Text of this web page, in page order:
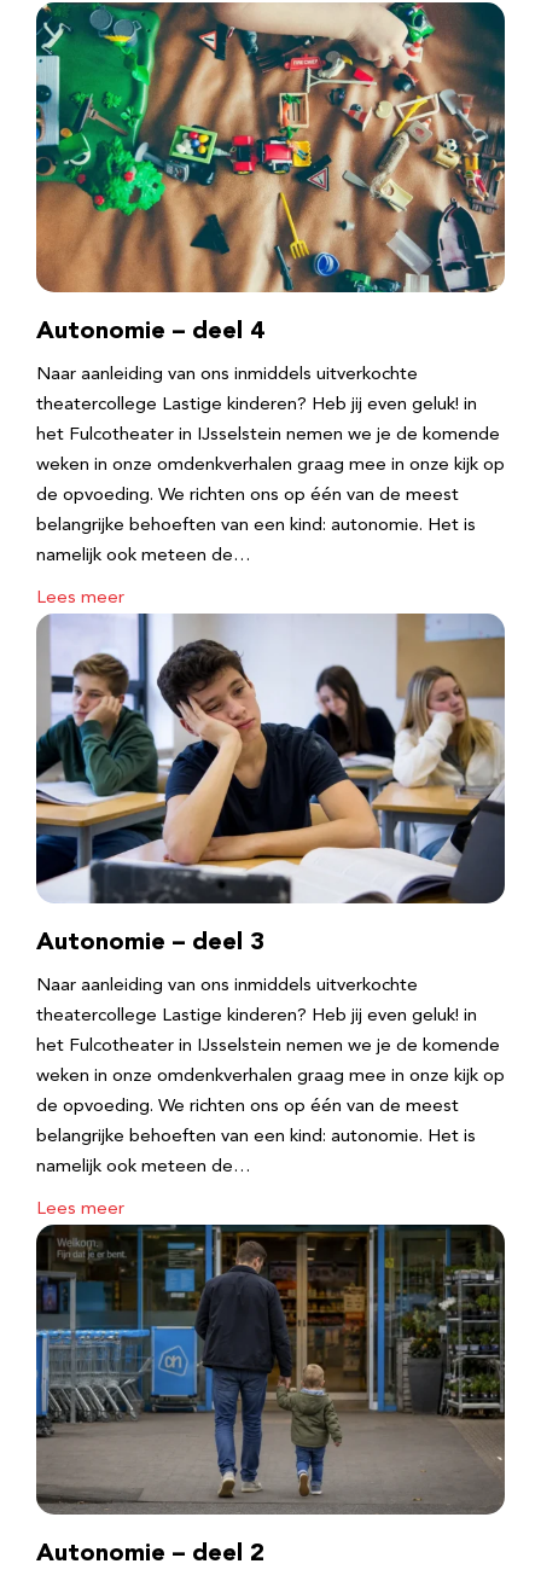
Autonomie – deel 4
Naar aanleiding van ons inmiddels uitverkochte
theatercollege Lastige kinderen? Heb jij even geluk! in
het Fulcotheater in IJsselstein nemen we je de komende
weken in onze omdenkverhalen graag mee in onze kijk op
de opvoeding. We richten ons op één van de meest
belangrijke behoeften van een kind: autonomie. Het is
namelijk ook meteen de…
Lees meer
Autonomie – deel 3
Naar aanleiding van ons inmiddels uitverkochte
theatercollege Lastige kinderen? Heb jij even geluk! in
het Fulcotheater in IJsselstein nemen we je de komende
weken in onze omdenkverhalen graag mee in onze kijk op
de opvoeding. We richten ons op één van de meest
belangrijke behoeften van een kind: autonomie. Het is
namelijk ook meteen de…
Lees meer
Autonomie – deel 2